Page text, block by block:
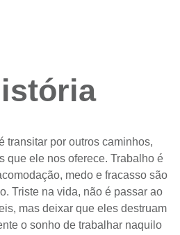
transitar por outros caminhos,
que ele nos oferece. Trabalho é
medo e fracasso são
Triste na vida, não é passar ao
mas deixar que eles destruam
o sonho de trabalhar naquilo